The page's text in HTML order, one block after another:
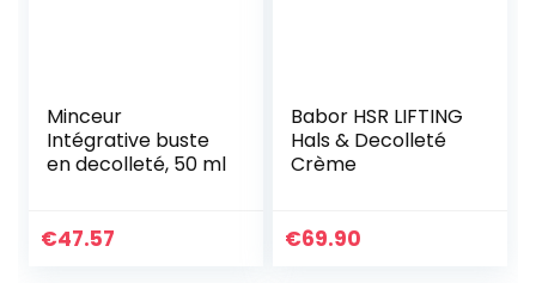
Minceur
Intégrative buste
en decolleté, 50 ml
€47.57
Babor HSR LIFTING
Hals & Decolleté
Crème
€69.90